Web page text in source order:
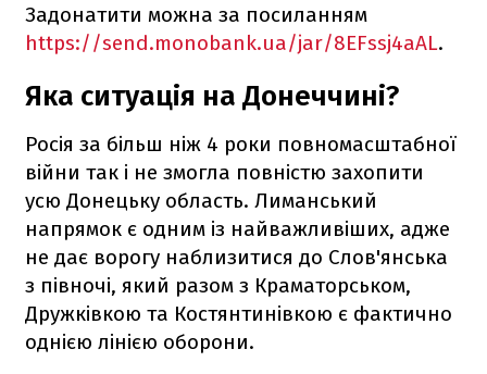
Задонатити можна за посиланням
https://send.monobank.ua/jar/8EFssj4aAL.
Яка ситуація на Донеччині?
Росія за більш ніж 4 роки повномасштабної
війни так і не змогла повністю захопити
усю Донецьку область. Лиманський
напрямок є одним із найважливіших, адже
не дає ворогу наблизитися до Слов'янська
з півночі, який разом з Краматорськом,
Дружківкою та Костянтинівкою є фактично
однією лінією оборони.